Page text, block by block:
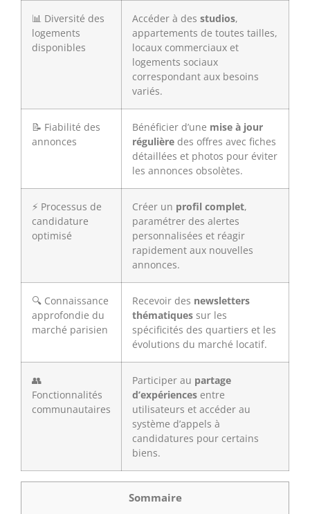
📊 Diversité des
logements
disponibles
Accéder à des studios,
appartements de toutes tailles,
locaux commerciaux et
logements sociaux
correspondant aux besoins
variés.
📝 Fiabilité des
annonces
Bénéficier d’une mise à jour
régulière des offres avec fiches
détaillées et photos pour éviter
les annonces obsolètes.
⚡ Processus de
candidature
optimisé
Créer un profil complet,
paramétrer des alertes
personnalisées et réagir
rapidement aux nouvelles
annonces.
🔍 Connaissance
approfondie du
marché parisien
Recevoir des newsletters
thématiques sur les
spécificités des quartiers et les
évolutions du marché locatif.
👥
Fonctionnalités
communautaires
Participer au partage
d’expériences entre
utilisateurs et accéder au
système d’appels à
candidatures pour certains
biens.
Sommaire